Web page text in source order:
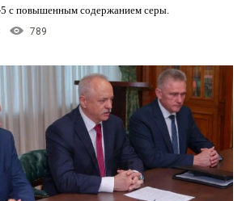
с повышенным содержанием серы.
789